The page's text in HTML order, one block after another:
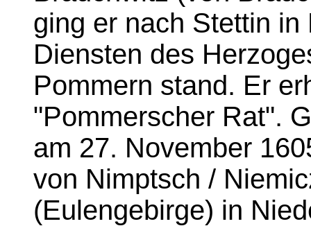
ging er nach Stettin
Diensten des
Pommern stand. Er
"Pommerscher Rat".
am 27. November
von Nimptsch /
(Eulengebirge) in